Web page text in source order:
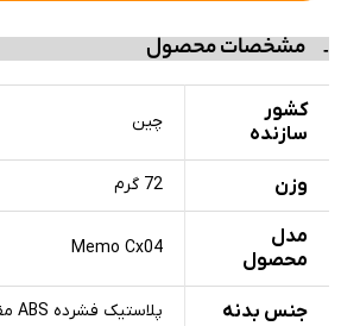
مشخصات محصول
کشور
سازنده
چین
وزن 72 گرم
مدل
محصول
Memo Cx04
جنس بدنه پلاستیک فشرده ABS مقاوم